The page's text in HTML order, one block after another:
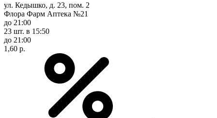
ул. Кедышко, д. 23, пом. 2
Флора Фарм Аптека №21
до 21:00
23 шт. в 15:50
до 21:00
1,60 р.